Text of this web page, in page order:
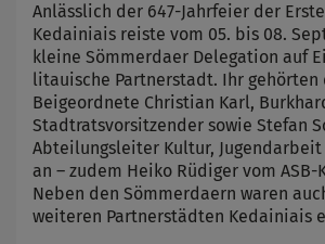
Anlässlich der 647-Jahrfeier der
Kedainiais reiste vom 05. bis 08.
kleine Sömmerdaer Delegation auf
litauische Partnerstadt. Ihr gehörten
Beigeordnete Christian Karl,
Stadtratsvorsitzender sowie Stefan
Abteilungsleiter Kultur, Jugendarbeit
an – zudem Heiko Rüdiger vom ASB-
Neben den Sömmerdaern waren
weiteren Partnerstädten Kedainiais